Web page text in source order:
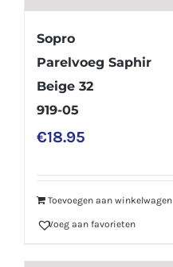
Sopro
Parelvoeg Saphir
Beige 32
919-05
€18.95
Toevoegen aan winkelwagen
Voeg aan favorieten